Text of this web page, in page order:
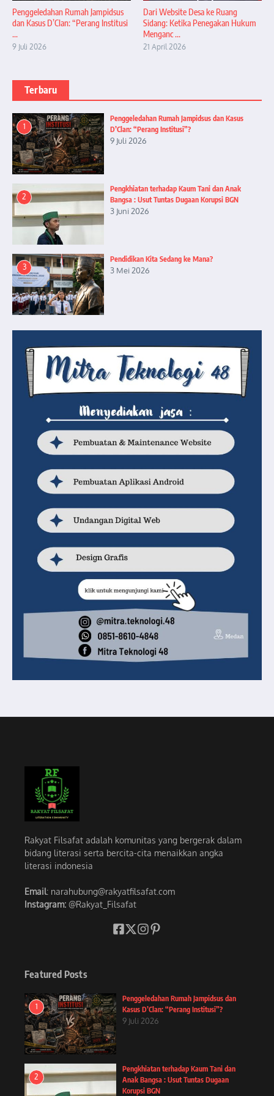
Penggeledahan Rumah Jampidsus
dan Kasus D’Clan: “Perang Institusi
...
9 Juli 2026
Dari Website Desa ke Ruang
Sidang: Ketika Penegakan Hukum
Menganc ...
21 April 2026
Terbaru
1
Penggeledahan Rumah Jampidsus dan Kasus
D’Clan: “Perang Institusi”?
9 Juli 2026
2
Pengkhiatan terhadap Kaum Tani dan Anak
Bangsa : Usut Tuntas Dugaan Korupsi BGN
3 Juni 2026
3
Pendidikan Kita Sedang ke Mana?
3 Mei 2026
Rakyat Filsafat adalah komunitas yang bergerak dalam
bidang literasi serta bercita-cita menaikkan angka
literasi indonesia
Email: narahubung@rakyatfilsafat.com
Instagram: @Rakyat_Filsafat
Featured Posts
1
Penggeledahan Rumah Jampidsus dan
Kasus D’Clan: “Perang Institusi”?
9 Juli 2026
2
Pengkhiatan terhadap Kaum Tani dan
Anak Bangsa : Usut Tuntas Dugaan
Korupsi BGN